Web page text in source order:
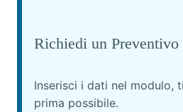
Richiedi un Preventivo
Inserisci i dati nel modulo,
prima possibile.